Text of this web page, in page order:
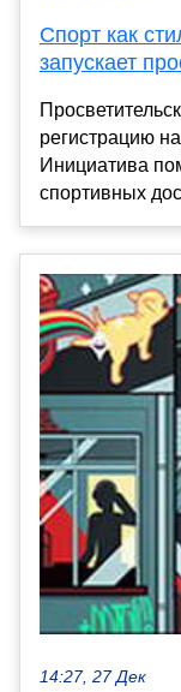
Спорт как
запускает
регистрацию
Инициатива
спортивных
14:27, 27 Дек